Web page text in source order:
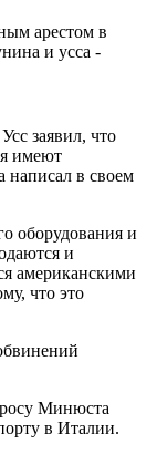
заявил, что
имеют
написал в своем
оборудования и
и
американскими
что это
Минюста
в Италии.